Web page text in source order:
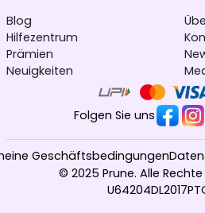
Blog
Hilfezentrum
Prämien
Neuigkeiten
Folgen Sie uns
© 2025 Prune. Alle
Geschäftsbedingungen